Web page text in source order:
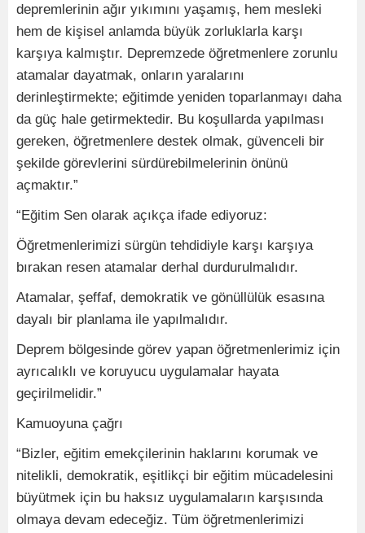
depremlerinin ağır yıkımını yaşamış, hem mesleki
hem de kişisel anlamda büyük zorluklarla karşı
karşıya kalmıştır. Depremzede öğretmenlere zorunlu
atamalar dayatmak, onların yaralarını
derinleştirmekte; eğitimde yeniden toparlanmayı daha
da güç hale getirmektedir. Bu koşullarda yapılması
gereken, öğretmenlere destek olmak, güvenceli bir
şekilde görevlerini sürdürebilmelerinin önünü
açmaktır.”
“Eğitim Sen olarak açıkça ifade ediyoruz:
Öğretmenlerimizi sürgün tehdidiyle karşı karşıya
bırakan resen atamalar derhal durdurulmalıdır.
Atamalar, şeffaf, demokratik ve gönüllülük esasına
dayalı bir planlama ile yapılmalıdır.
Deprem bölgesinde görev yapan öğretmenlerimiz için
ayrıcalıklı ve koruyucu uygulamalar hayata
geçirilmelidir.”
Kamuoyuna çağrı
“Bizler, eğitim emekçilerinin haklarını korumak ve
nitelikli, demokratik, eşitlikçi bir eğitim mücadelesini
büyütmek için bu haksız uygulamaların karşısında
olmaya devam edeceğiz. Tüm öğretmenlerimizi